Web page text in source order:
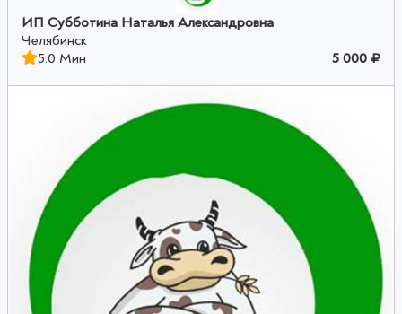
ИП Субботина Наталья Александровна
Челябинск
5.0 Мин
5 000 ₽